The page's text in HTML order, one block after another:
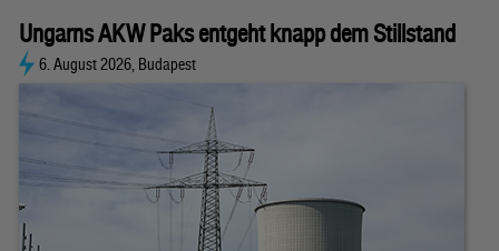
Ungarns AKW Paks entgeht knapp dem Stillstand
6. August 2026, Budapest